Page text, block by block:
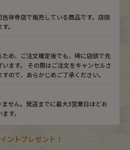
antique goods
vintage bicycle
祥寺店で販売している商品です。店頭
。
め、ご注文確定後でも、稀に店頭で先
ます。 その際はご注文をキャンセルさ
ので、あらかじめご了承ください。
せん。発送までに最大3営業日ほどお
す。
ントプレゼント！